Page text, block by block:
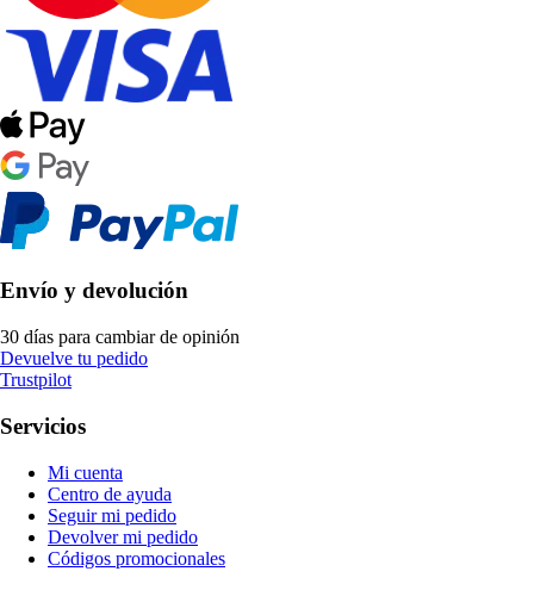
Envío y devolución
30 días para cambiar de opinión
Devuelve tu pedido
Trustpilot
Servicios
Mi cuenta
Centro de ayuda
Seguir mi pedido
Devolver mi pedido
Códigos promocionales